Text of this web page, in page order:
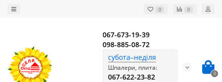
0 0
067-673-19-39
098-885-08-72
субота–неділя
Шпалери, плита:
067-622-23-82 0